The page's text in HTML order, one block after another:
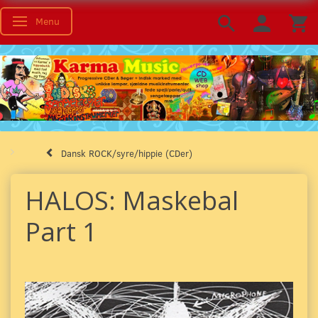
Skifte navigation
Menu
Dansk ROCK/syre/hippie (CDer)
HALOS: Maskebal
Part 1